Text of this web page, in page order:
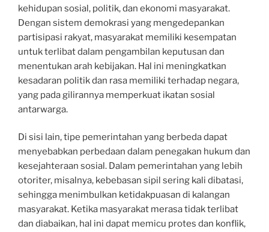
kehidupan sosial, politik, dan ekonomi masyarakat.
Dengan sistem demokrasi yang mengedepankan
partisipasi rakyat, masyarakat memiliki kesempatan
untuk terlibat dalam pengambilan keputusan dan
menentukan arah kebijakan. Hal ini meningkatkan
kesadaran politik dan rasa memiliki terhadap negara,
yang pada gilirannya memperkuat ikatan sosial
antarwarga.
Di sisi lain, tipe pemerintahan yang berbeda dapat
menyebabkan perbedaan dalam penegakan hukum dan
kesejahteraan sosial. Dalam pemerintahan yang lebih
otoriter, misalnya, kebebasan sipil sering kali dibatasi,
sehingga menimbulkan ketidakpuasan di kalangan
masyarakat. Ketika masyarakat merasa tidak terlibat
dan diabaikan, hal ini dapat memicu protes dan konflik,